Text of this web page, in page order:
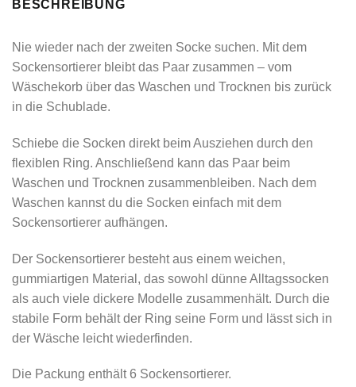
BESCHREIBUNG
Nie wieder nach der zweiten Socke suchen. Mit dem
Sockensortierer bleibt das Paar zusammen – vom
Wäschekorb über das Waschen und Trocknen bis zurück
in die Schublade.
Schiebe die Socken direkt beim Ausziehen durch den
flexiblen Ring. Anschließend kann das Paar beim
Waschen und Trocknen zusammenbleiben. Nach dem
Waschen kannst du die Socken einfach mit dem
Sockensortierer aufhängen.
Der Sockensortierer besteht aus einem weichen,
gummiartigen Material, das sowohl dünne Alltagssocken
als auch viele dickere Modelle zusammenhält. Durch die
stabile Form behält der Ring seine Form und lässt sich in
der Wäsche leicht wiederfinden.
Die Packung enthält 6 Sockensortierer.